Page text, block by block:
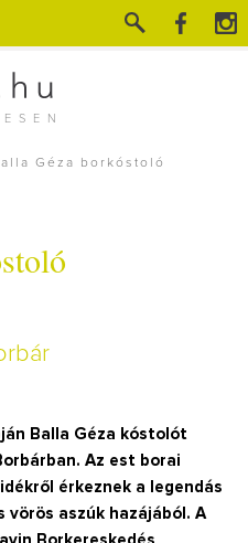
Géza borkóstoló
Balla Géza kóstolót
Az est borai
érkeznek a legendás
vörös aszúk hazájából. A